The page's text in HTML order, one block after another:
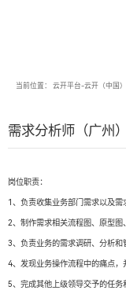
当前位置： 云开平台-云开（中国）
需求分析师（广州）
岗位职责：
1、负责收集业务部门需求以及需
2、制作需求相关流程图、原型图
3、负责业务的需求调研、分析和
4、发现业务操作流程中的痛点，
5、完成其他上级领导交予的任务